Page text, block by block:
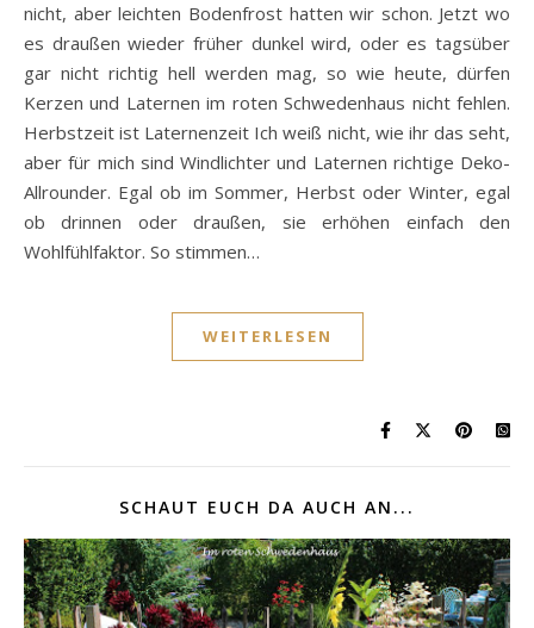
nicht, aber leichten Bodenfrost hatten wir schon. Jetzt wo
es draußen wieder früher dunkel wird, oder es tagsüber
gar nicht richtig hell werden mag, so wie heute, dürfen
Kerzen und Laternen im roten Schwedenhaus nicht fehlen.
Herbstzeit ist Laternenzeit Ich weiß nicht, wie ihr das seht,
aber für mich sind Windlichter und Laternen richtige Deko-
Allrounder. Egal ob im Sommer, Herbst oder Winter, egal
ob drinnen oder draußen, sie erhöhen einfach den
Wohlfühlfaktor. So stimmen…
WEITERLESEN
SCHAUT EUCH DA AUCH AN...